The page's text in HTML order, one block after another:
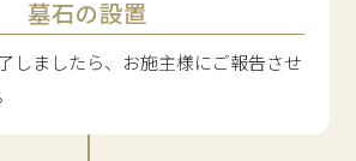
墓石の設置
しましたら、お施主様にご報告させ